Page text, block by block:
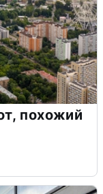
похожий